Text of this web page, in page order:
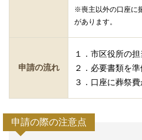
※喪主以外の口座に
があります。
申請の流れ
１．市区役所の
２．必要書類を
３．口座に葬祭
申請の際の注意点